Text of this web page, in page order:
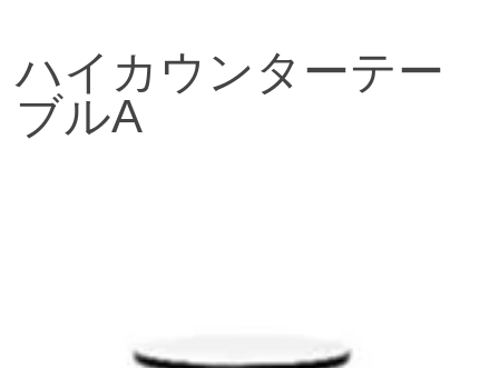
ハイカウンターテー
ブルA